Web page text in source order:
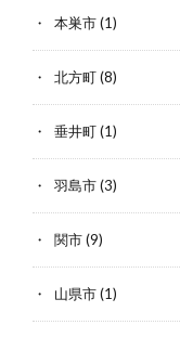
本巣市(1)
北方町(8)
垂井町(1)
羽島市(3)
関市(9)
山県市(1)